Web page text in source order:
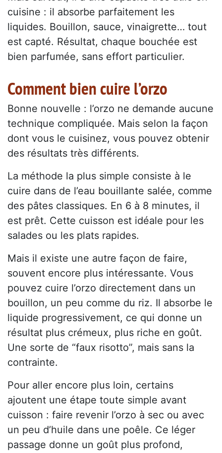
cuisine : il absorbe parfaitement les
liquides. Bouillon, sauce, vinaigrette… tout
est capté. Résultat, chaque bouchée est
bien parfumée, sans effort particulier.
Comment bien cuire l’orzo
Bonne nouvelle : l’orzo ne demande aucune
technique compliquée. Mais selon la façon
dont vous le cuisinez, vous pouvez obtenir
des résultats très différents.
La méthode la plus simple consiste à le
cuire dans de l’eau bouillante salée, comme
des pâtes classiques. En 6 à 8 minutes, il
est prêt. Cette cuisson est idéale pour les
salades ou les plats rapides.
Mais il existe une autre façon de faire,
souvent encore plus intéressante. Vous
pouvez cuire l’orzo directement dans un
bouillon, un peu comme du riz. Il absorbe le
liquide progressivement, ce qui donne un
résultat plus crémeux, plus riche en goût.
Une sorte de “faux risotto”, mais sans la
contrainte.
Pour aller encore plus loin, certains
ajoutent une étape toute simple avant
cuisson : faire revenir l’orzo à sec ou avec
un peu d’huile dans une poêle. Ce léger
passage donne un goût plus profond,